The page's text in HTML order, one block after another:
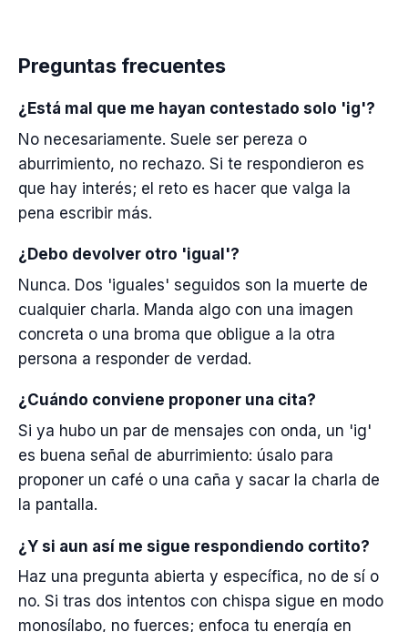
Preguntas frecuentes
¿Está mal que me hayan contestado solo 'ig'?
No necesariamente. Suele ser pereza o
aburrimiento, no rechazo. Si te respondieron es
que hay interés; el reto es hacer que valga la
pena escribir más.
¿Debo devolver otro 'igual'?
Nunca. Dos 'iguales' seguidos son la muerte de
cualquier charla. Manda algo con una imagen
concreta o una broma que obligue a la otra
persona a responder de verdad.
¿Cuándo conviene proponer una cita?
Si ya hubo un par de mensajes con onda, un 'ig'
es buena señal de aburrimiento: úsalo para
proponer un café o una caña y sacar la charla de
la pantalla.
¿Y si aun así me sigue respondiendo cortito?
Haz una pregunta abierta y específica, no de sí o
no. Si tras dos intentos con chispa sigue en modo
monosílabo, no fuerces; enfoca tu energía en